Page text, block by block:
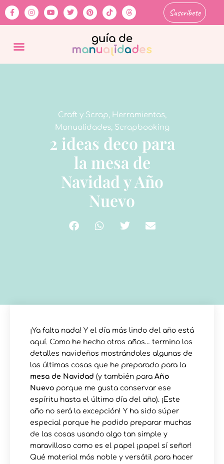
Suscríbete
Craft y Scrap, Herramientas,
Manualidades, Scrapbooking
2 ideas deco para
la mesa de
Navidad y Año
Nuevo
¡Ya falta nada! Y el día más lindo del año está
aquí. Como he hecho otros años… termino los
detalles navideños mostrándoles algunas de
las últimas cosas que he preparado para la
mesa de Navidad (y también para Año
Nuevo porque me gusta conservar ese
espíritu hasta el último día del año). ¡Este
año no será la excepción! Y ha sido súper
especial porque he podido preparar muchas
de las cosas usando algo tan simple y
maravilloso como es el papel ¡papel sí señor!
Qué material más noble y versátil para hacer